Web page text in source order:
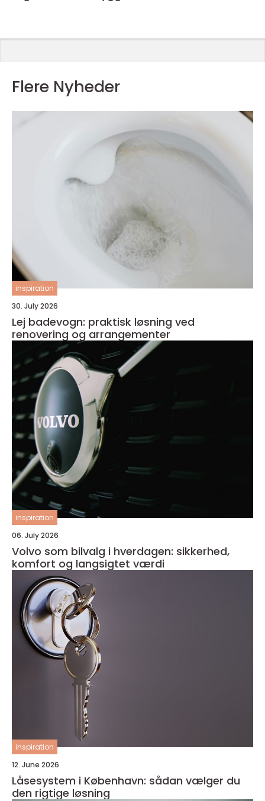
Flere Nyheder
inspiration
30. July 2026
Lej badevogn: praktisk løsning ved
renovering og arrangementer
inspiration
06. July 2026
Volvo som bilvalg i hverdagen: sikkerhed,
komfort og langsigtet værdi
inspiration
12. June 2026
Låsesystem i København: sådan vælger du
den rigtige løsning